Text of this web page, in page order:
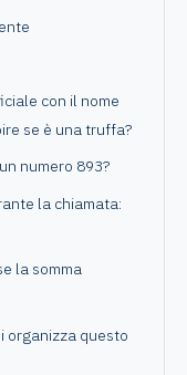
con il nome
se è una truffa?
numero 893?
la chiamata:
la somma
organizza questo